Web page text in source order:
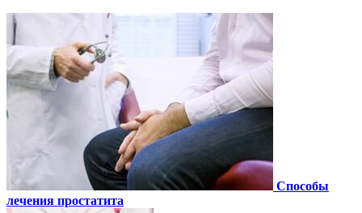
Способы
лечения простатита